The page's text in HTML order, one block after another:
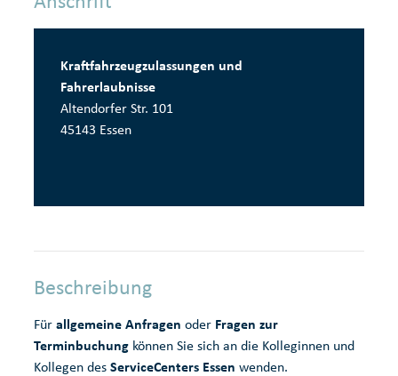
Kraftfahrzeugzulassungen und
Fahrerlaubnisse
Altendorfer Str. 101
45143 Essen
Beschreibung
Für allgemeine Anfragen oder Fragen zur
Terminbuchung können Sie sich an die Kolleginnen und
Kollegen des ServiceCenters Essen wenden.